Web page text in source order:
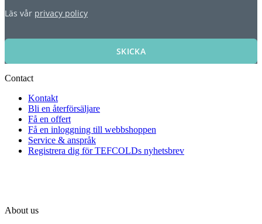
Läs vår privacy policy
SKICKA
Contact
Kontakt
Bli en återförsäljare
Få en offert
Få en inloggning till webbshoppen
Service & anspråk
Registrera dig för TEFCOLDs nyhetsbrev
About us